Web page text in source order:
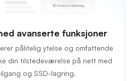
avanserte funksjoner
pålitelig ytelse og omfattende
din tilstedeværelse på nett med
og SSD-lagring.